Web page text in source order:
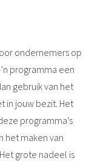
ondernemers op
programma een
gebruik van het
in jouw bezit. Het
programma’s
het maken van
grote nadeel is